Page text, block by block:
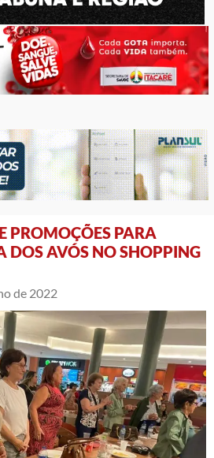
PROMOÇÕES PARA
DOS AVÓS NO SHOPPING
de 2022